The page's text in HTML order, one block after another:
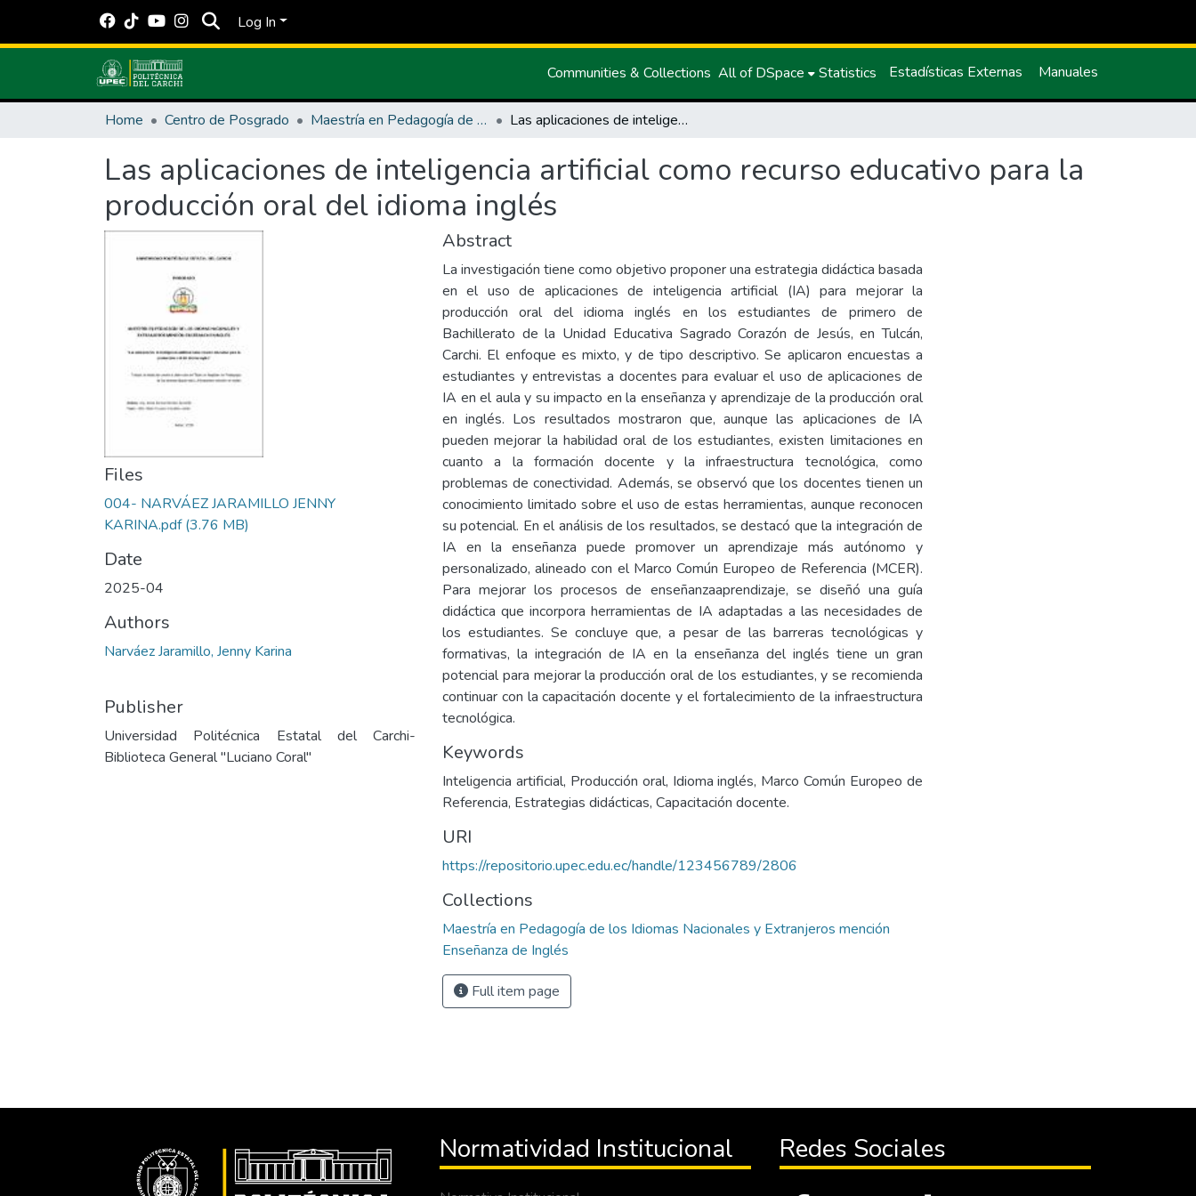
Log In
Communities & Collections All of DSpace Statistics Estadísticas Externas Manuales
Home Centro de Posgrado Maestría en Pedagogía de los Idiomas Nacionales y Extranjeros mención Enseñanza de Inglés Las aplicaciones de inteligencia artificial como recurso educativo para la producción oral del idioma inglés
Las aplicaciones de inteligencia artificial como recurso educativo para la
producción oral del idioma inglés
Files
004- NARVÁEZ JARAMILLO JENNY
KARINA.pdf(3.76 MB)
Date
2025-04
Authors
Narváez Jaramillo, Jenny Karina
Publisher
Universidad Politécnica Estatal del Carchi-
Biblioteca General "Luciano Coral"
Abstract
La investigación tiene como objetivo proponer una estrategia didáctica basada
en el uso de aplicaciones de inteligencia artificial (IA) para mejorar la
producción oral del idioma inglés en los estudiantes de primero de
Bachillerato de la Unidad Educativa Sagrado Corazón de Jesús, en Tulcán,
Carchi. El enfoque es mixto, y de tipo descriptivo. Se aplicaron encuestas a
estudiantes y entrevistas a docentes para evaluar el uso de aplicaciones de
IA en el aula y su impacto en la enseñanza y aprendizaje de la producción oral
en inglés. Los resultados mostraron que, aunque las aplicaciones de IA
pueden mejorar la habilidad oral de los estudiantes, existen limitaciones en
cuanto a la formación docente y la infraestructura tecnológica, como
problemas de conectividad. Además, se observó que los docentes tienen un
conocimiento limitado sobre el uso de estas herramientas, aunque reconocen
su potencial. En el análisis de los resultados, se destacó que la integración de
IA en la enseñanza puede promover un aprendizaje más autónomo y
personalizado, alineado con el Marco Común Europeo de Referencia (MCER).
Para mejorar los procesos de enseñanzaaprendizaje, se diseñó una guía
didáctica que incorpora herramientas de IA adaptadas a las necesidades de
los estudiantes. Se concluye que, a pesar de las barreras tecnológicas y
formativas, la integración de IA en la enseñanza del inglés tiene un gran
potencial para mejorar la producción oral de los estudiantes, y se recomienda
continuar con la capacitación docente y el fortalecimiento de la infraestructura
tecnológica.
Keywords
Inteligencia artificial, Producción oral, Idioma inglés, Marco Común Europeo de
Referencia, Estrategias didácticas, Capacitación docente.
URI
https://repositorio.upec.edu.ec/handle/123456789/2806
Collections
Maestría en Pedagogía de los Idiomas Nacionales y Extranjeros mención
Enseñanza de Inglés
Full item page
Normatividad Institucional Redes Sociales